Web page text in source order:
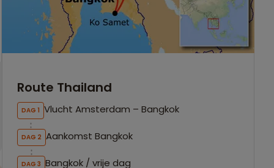
Route Thailand
DAG 1 Vlucht Amsterdam – Bangkok
DAG 2 Aankomst Bangkok
DAG 3 Bangkok / vrije dag